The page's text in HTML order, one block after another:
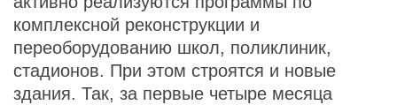
комплексной реконструкции и
переоборудованию школ, поликлиник,
стадионов. При этом строятся и новые
здания. Так, за первые четыре месяца